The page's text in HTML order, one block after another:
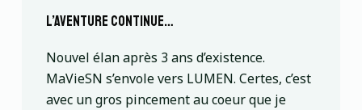
l’aventure continue…
Nouvel élan après 3 ans d’existence.
MaVieSN s’envole vers LUMEN. Certes, c’est
avec un gros pincement au coeur que je